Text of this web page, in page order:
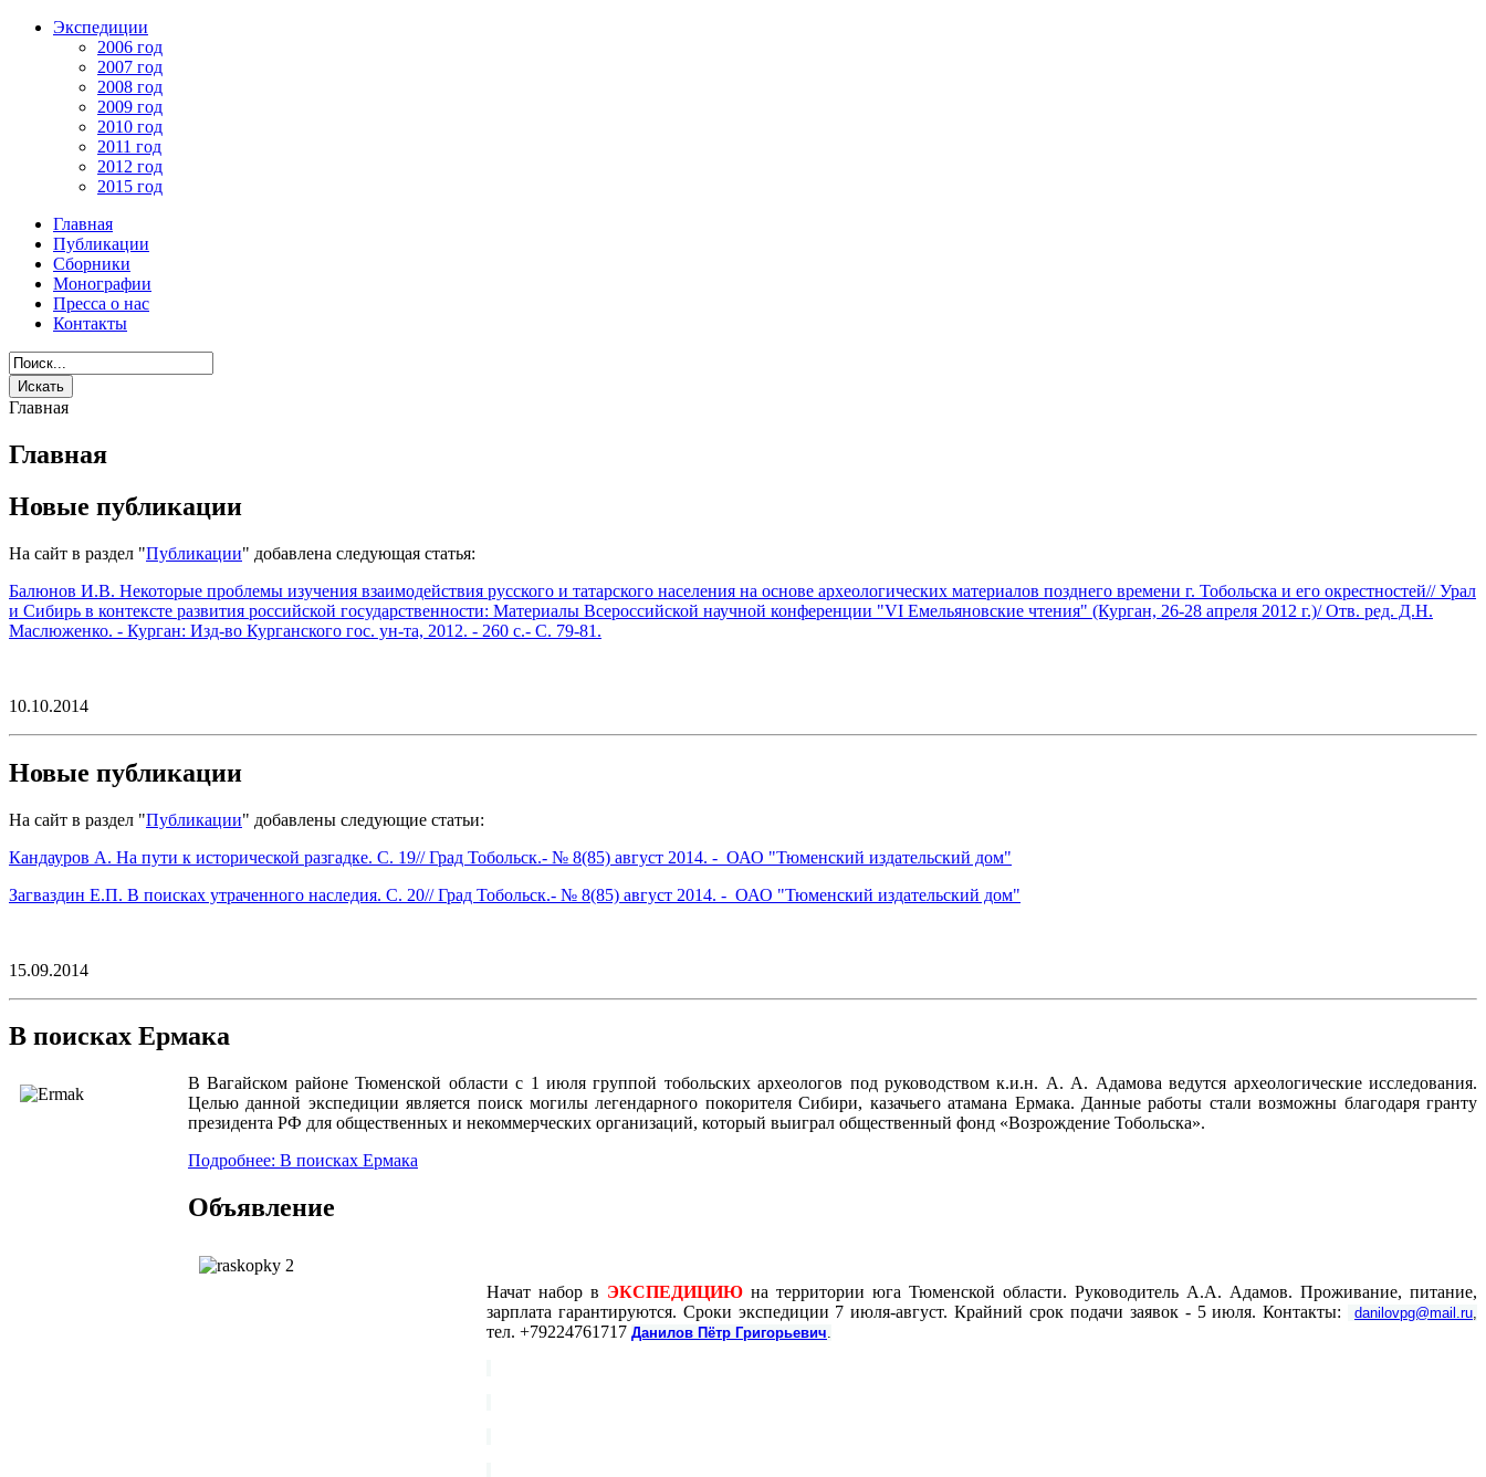
Экспедиции
2006 год
2007 год
2008 год
2009 год
2010 год
2011 год
2012 год
2015 год
Главная
Публикации
Сборники
Монографии
Пресса о нас
Контакты
Главная
Главная
Новые публикации
На сайт в раздел "Публикации" добавлена следующая статья:
Балюнов И.В. Некоторые проблемы изучения взаимодействия русского и татарского населения на основе археологических материалов позднего времени г. Тобольска и его окрестностей// Урал
и Сибирь в контексте развития российской государственности: Материалы Всероссийской научной конференции "VI Емельяновские чтения" (Курган, 26-28 апреля 2012 г.)/ Отв. ред. Д.Н.
Маслюженко. - Курган: Изд-во Курганского гос. ун-та, 2012. - 260 с.- С. 79-81.
10.10.2014
Новые публикации
На сайт в раздел "Публикации" добавлены следующие статьи:
Кандауров А. На пути к исторической разгадке. С. 19// Град Тобольск.- № 8(85) август 2014. - ОАО "Тюменский издательский дом"
Загваздин Е.П. В поисках утраченного наследия. С. 20// Град Тобольск.- № 8(85) август 2014. - ОАО "Тюменский издательский дом"
15.09.2014
В поисках Ермака
В Вагайском районе Тюменской области с 1 июля группой тобольских археологов под руководством к.и.н. А. А. Адамова ведутся археологические исследования.
Целью данной экспедиции является поиск могилы легендарного покорителя Сибири, казачьего атамана Ермака. Данные работы стали возможны благодаря гранту
президента РФ для общественных и некоммерческих организаций, который выиграл общественный фонд «Возрождение Тобольска».
Подробнее: В поисках Ермака
Объявление
Начат набор в ЭКСПЕДИЦИЮ на территории юга Тюменской области. Руководитель А.А. Адамов. Проживание, питание,
зарплата гарантируются. Сроки экспедиции 7 июля-август. Крайний срок подачи заявок - 5 июля. Контакты:
danilovpg@mail.ru,
тел. +79224761717 Данилов Пётр Григорьевич.